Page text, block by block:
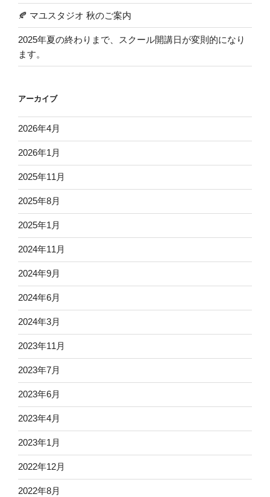
🍂 マユスタジオ 秋のご案内
2025年夏の終わりまで、スクール開講日が変則的になり
ます。
アーカイブ
2026年4月
2026年1月
2025年11月
2025年8月
2025年1月
2024年11月
2024年9月
2024年6月
2024年3月
2023年11月
2023年7月
2023年6月
2023年4月
2023年1月
2022年12月
2022年8月